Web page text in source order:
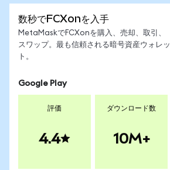
数秒でFCXonを入手
MetaMaskでFCXonを購入、売却、取引、
スワップ。最も信頼される暗号資産ウォレッ
ト。
Google Play
評価
4.4
ダウンロード数
10M+